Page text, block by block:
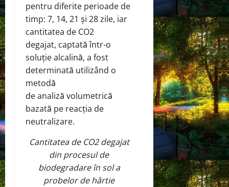
pentru diferite perioade de
timp: 7, 14, 21 și 28 zile, iar
cantitatea de CO2
degajat, captată într-o
soluție alcalină, a fost
determinată utilizând o
metodă
de analiză volumetrică
bazată pe reacția de
neutralizare.
Cantitatea de CO2 degajat
din procesul de
biodegradare în sol a
probelor de hârtie